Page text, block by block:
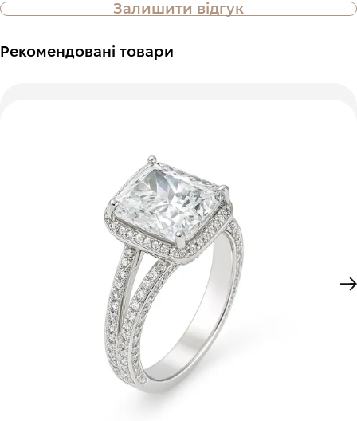
Залишити відгук
Рекомендовані товари